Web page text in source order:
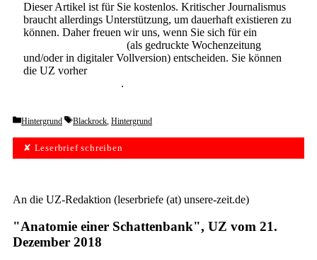
Dieser Artikel ist für Sie kostenlos. Kritischer Journalismus
braucht allerdings Unterstützung, um dauerhaft existieren zu
können. Daher freuen wir uns, wenn Sie sich für ein
(als gedruckte Wochenzeitung
und/oder in digitaler Vollversion) entscheiden. Sie können
die UZ vorher
.
Categories
Hintergrund Tags
Blackrock, Hintergrund
✘ Leserbrief schreiben
An die UZ-Redaktion (leserbriefe (at) unsere-zeit.de)
"Anatomie einer Schattenbank", UZ vom 21.
Dezember 2018